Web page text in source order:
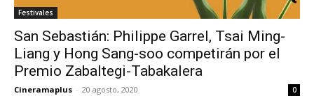
Festivales
San Sebastián: Philippe Garrel, Tsai Ming-
Liang y Hong Sang-soo competirán por el
Premio Zabaltegi-Tabakalera
Cineramaplus - 20 agosto, 2020 0